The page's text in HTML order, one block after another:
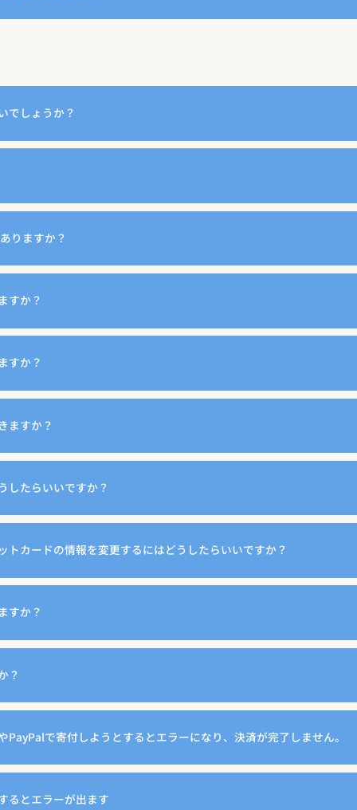
でしょうか？
りますか？
すか？
すか？
ますか？
したらいいですか？
トカードの情報を変更するにはどうしたらいいですか？
すか？
？
PayPalで寄付しようとするとエラーになり、決済が完了しません。
るとエラーが出ます